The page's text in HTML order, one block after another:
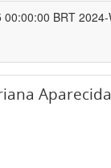
00:00:00 BRT